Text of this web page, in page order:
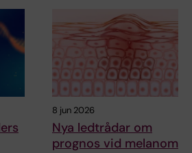
8 jun 2026
Nya ledtrådar om
prognos vid melanom